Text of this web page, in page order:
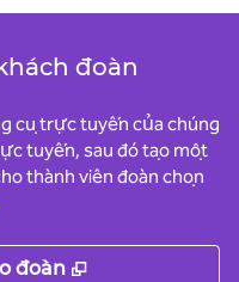
đoàn
cụ trực tuyến của chúng
tuyến, sau đó tạo một
thành viên đoàn chọn
đoàn ,